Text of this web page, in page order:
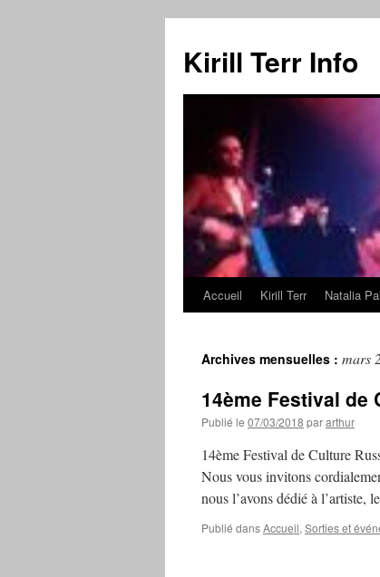
Kirill Terr Info
Aller
contenu
Accueil Kirill Terr Natalia
Archives mensuelles : mars
14ème Festival de
Publié le 07/03/2018 pararthur
14ème Festival de Culture
Nous vous invitons
nous l’avons dédié à l’artiste,
Publié dansAccueil, Sorties et